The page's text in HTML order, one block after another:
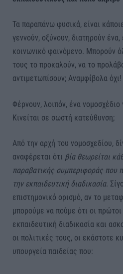
Τα παραπάνω φυσικά, είναι
γεννούν, οξύνουν, διατηρούν
κοινωνικό φαινόμενο. Μπορούν
τους το προκαλούν, να το
αντιμετωπίσουν; Αναμφίβολα όχι!
Φέρνουν, λοιπόν, ένα νομοσχέδιο
Κινείται σε σωστή κατεύθυνση;
Από την αρχή του νομοσχεδίου,
αναφέρεται ότι βία θεωρείται
παραβατικής συμπεριφοράς που
την εκπαιδευτική διαδικασία.
επιστημονικό ορισμό, αν το
μπορούμε να πούμε ότι οι
εκπαιδευτική διαδικασία και
οι πολιτικές τους, οι εκάστοτε
υπουργεία παιδείας που: